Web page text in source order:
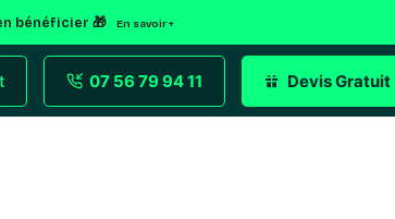
bénéficier 🎁 En savoir +
07 56 79 94 11 Devis Gratuit